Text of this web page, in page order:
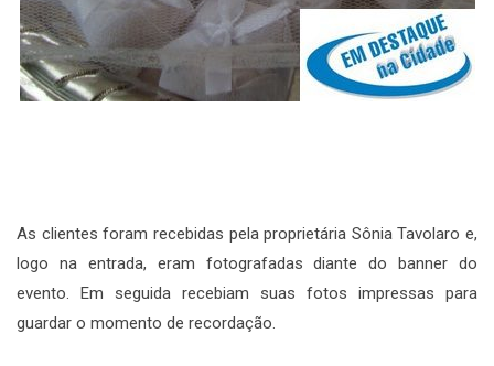
As clientes foram recebidas pela proprietária Sônia Tavolaro e,
logo na entrada, eram fotografadas diante do banner do
evento. Em seguida recebiam suas fotos impressas para
guardar o momento de recordação.